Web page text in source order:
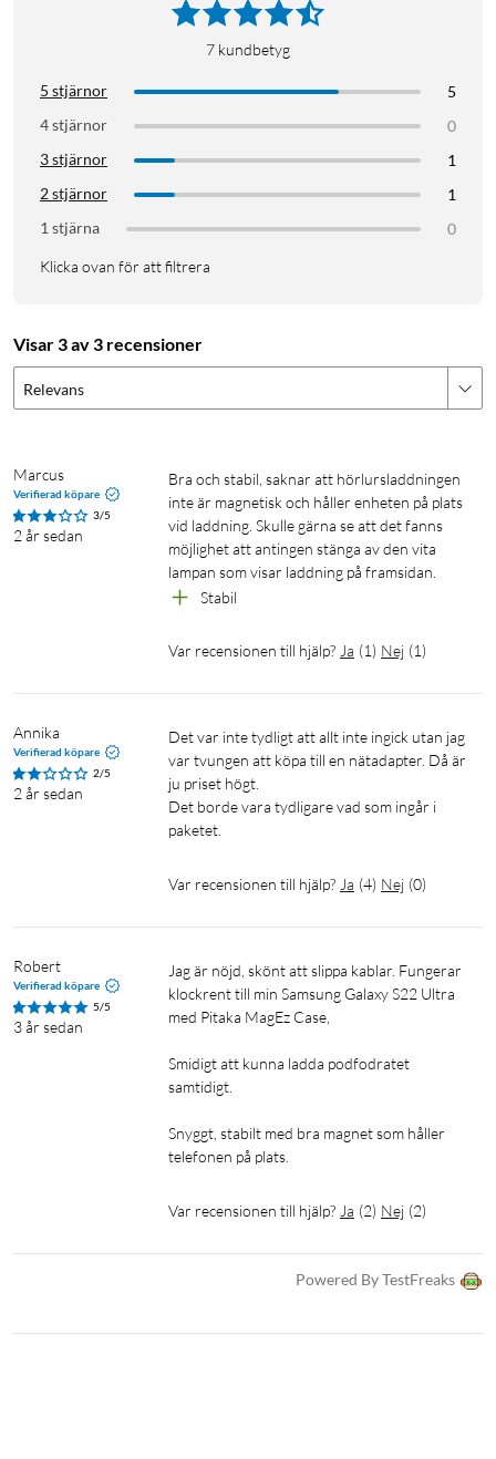
iPhone 14-serien iPhone 13-serien
AirPods-laddare
7 kundbetyg
5 stjärnor
5
4 stjärnor
0
3 stjärnor
1
2 stjärnor
1
1 stjärna
0
Klicka ovan för att filtrera
Visar 3 av 3 recensioner
Relevans
Marcus
Verifierad köpare
3/5
2 år sedan
Bra och stabil, saknar att hörlursladdningen
inte är magnetisk och håller enheten på plats
vid laddning. Skulle gärna se att det fanns
möjlighet att antingen stänga av den vita
lampan som visar laddning på framsidan.
Stabil
Var recensionen till hjälp? Ja (1) Nej (1)
Annika
Verifierad köpare
2/5
2 år sedan
Det var inte tydligt att allt inte ingick utan jag
var tvungen att köpa till en nätadapter. Då är
ju priset högt.
Det borde vara tydligare vad som ingår i
paketet.
Var recensionen till hjälp? Ja (4) Nej (0)
Robert
Verifierad köpare
5/5
3 år sedan
Jag är nöjd, skönt att slippa kablar. Fungerar
klockrent till min Samsung Galaxy S22 Ultra
med Pitaka MagEz Case,
Smidigt att kunna ladda podfodratet
samtidigt.
Snyggt, stabilt med bra magnet som håller
telefonen på plats.
Var recensionen till hjälp? Ja (2) Nej (2)
Powered By TestFreaks